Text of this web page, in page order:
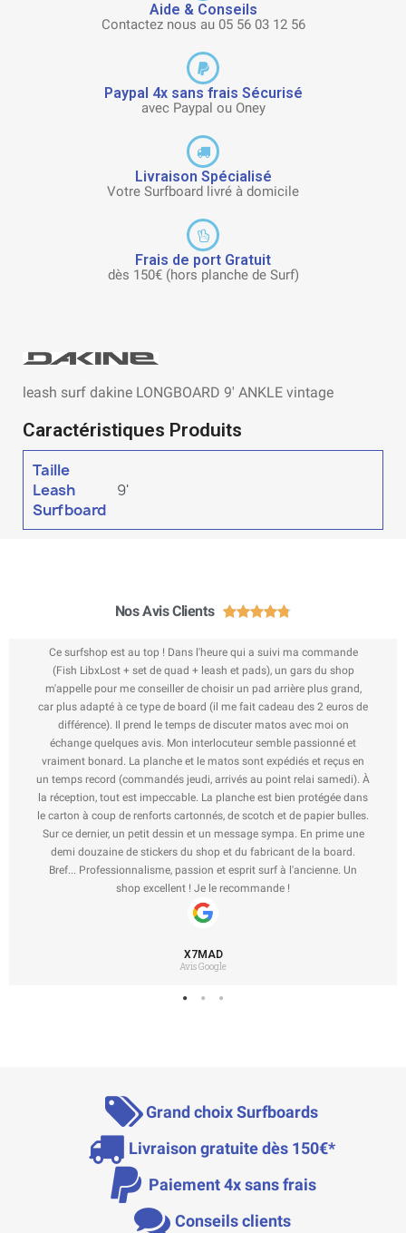
Aide & Conseils
Contactez nous au 05 56 03 12 56
Paypal 4x sans frais Sécurisé
avec Paypal ou Oney
Livraison Spécialisé
Votre Surfboard livré à domicile
Frais de port Gratuit
dès 150€ (hors planche de Surf)
leash surf dakine LONGBOARD 9' ANKLE vintage
Caractéristiques Produits
Taille
Leash
Surfboard
9'
Nos Avis Clients 
Ce surfshop est au top ! Dans l'heure qui a suivi ma commande
(Fish LibxLost + set de quad + leash et pads), un gars du shop
m'appelle pour me conseiller de choisir un pad arrière plus grand,
car plus adapté à ce type de board (il me fait cadeau des 2 euros de
différence). Il prend le temps de discuter matos avec moi on
échange quelques avis. Mon interlocuteur semble passionné et
vraiment bonard. La planche et le matos sont expédiés et reçus en
un temps record (commandés jeudi, arrivés au point relai samedi). À
la réception, tout est impeccable. La planche est bien protégée dans
le carton à coup de renforts cartonnés, de scotch et de papier bulles.
Sur ce dernier, un petit dessin et un message sympa. En prime une
demi douzaine de stickers du shop et du fabricant de la board.
Bref... Professionnalisme, passion et esprit surf à l'ancienne. Un
shop excellent ! Je le recommande !
X7MAD
Avis Google
Grand choix Surfboards
Livraison gratuite dès 150€*
Paiement 4x sans frais
Conseils clients